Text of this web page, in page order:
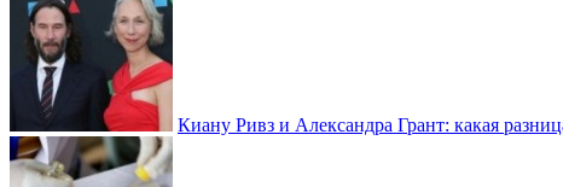
Киану Ривз и Александра Грант: какая